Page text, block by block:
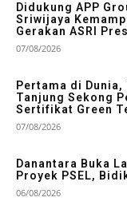
Didukung APP
Sriwijaya
Gerakan ASRI
07/08/2026
Pertama di Dunia,
Tanjung Sekong
Sertifikat Green
07/08/2026
Danantara Buka
Proyek PSEL,
06/08/2026